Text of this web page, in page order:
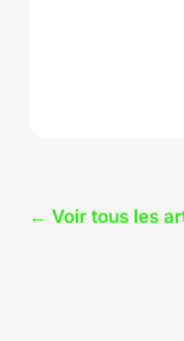
← Voir tous les